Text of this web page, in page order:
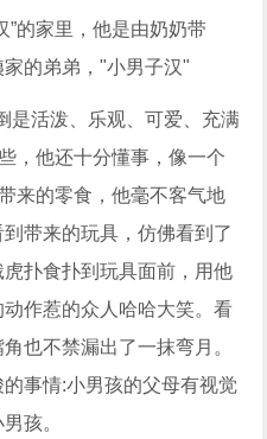
”的家里，他是由奶奶带
的弟弟，"小男子汉"
是活泼、乐观、可爱、充满
，他还十分懂事，像一个
来的零食，他毫不客气地
带来的玩具，仿佛看到了
扑食扑到玩具面前，用他
作惹的众人哈哈大笑。看
也不禁漏出了一抹弯月。
事情:小男孩的父母有视觉
孩。